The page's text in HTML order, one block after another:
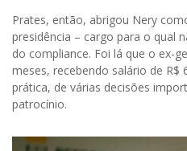
Prates, então, abrigou Nery
presidência – cargo para o qual
do compliance. Foi lá que o ex-
meses, recebendo salário de R$
prática, de várias decisões
patrocínio.